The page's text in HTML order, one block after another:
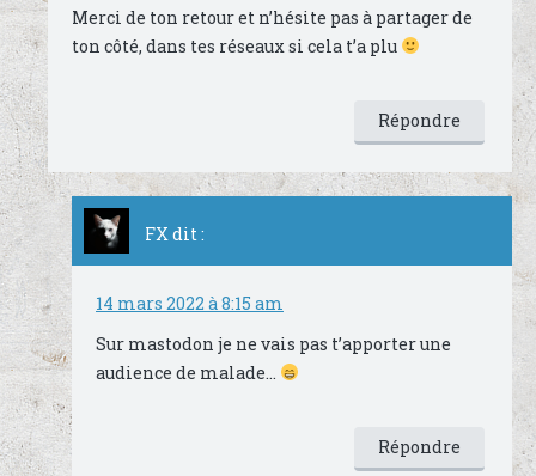
Merci de ton retour et n’hésite pas à partager de
ton côté, dans tes réseaux si cela t’a plu
Répondre
FXdit :
14 mars 2022 à 8:15 am
Sur mastodon je ne vais pas t’apporter une
audience de malade…
Répondre